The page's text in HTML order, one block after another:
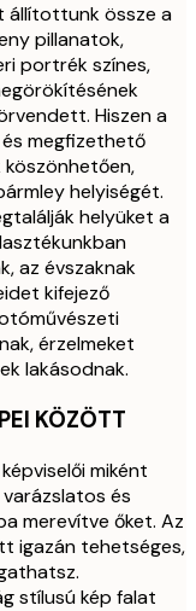
állítottunk össze a
pillanatok,
portrék színes,
Hiszen a
megfizethető
köszönhetően,
helyiségét.
helyüket a
az évszaknak
kifejező
érzelmeket
lakásodnak.
KÖZÖTT
miként
és
merevítve őket. Az
igazán tehetséges,
stílusú kép falat